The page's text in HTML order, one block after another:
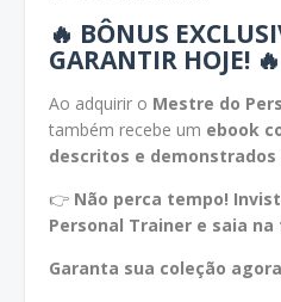
🔥 BÔNUS
GARANTIR HOJE! 🔥
Ao adquirir o Mestre do
também recebe um ebook
descritos e demonstrados
👉 Não perca tempo!
Personal Trainer e saia
Garanta sua coleção